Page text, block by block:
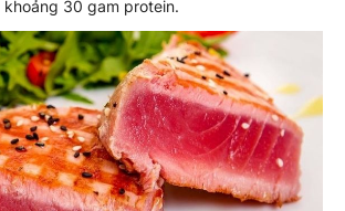
30 gam protein.